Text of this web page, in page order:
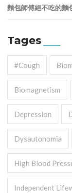
麵包師傅絕不吃的麵
Tages
#cough
Biomagnetism
Depression
Dysautonomia
High Blood
Independent